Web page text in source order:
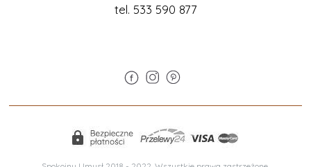
tel. 533 590 877